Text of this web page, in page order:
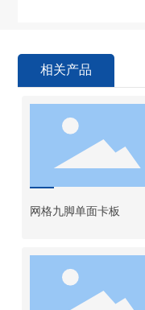
相关产品
网格九脚单面卡板